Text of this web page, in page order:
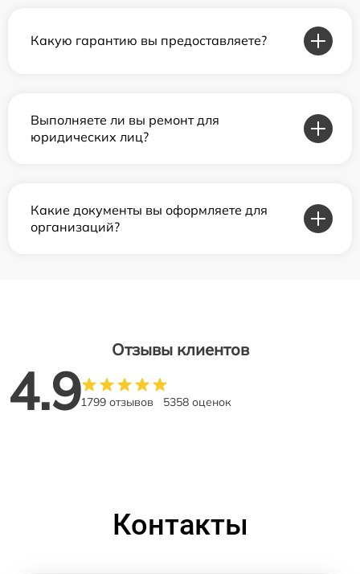
Какую гарантию вы предоставляете?
Выполняете ли вы ремонт для
юридических лиц?
Какие документы вы оформляете для
организаций?
Отзывы клиентов
4.91799 отзывов 5358 оценок
Контакты